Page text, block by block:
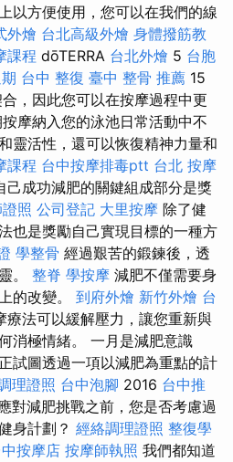
以方便使用，您可以在我們的線
外燴 台北高級外燴 身體撥筋教
課程 dōTERRA 台北外燴 5 台胞
台中 整復 臺中 整骨 推薦 15
，因此您可以在按摩過程中更
摩納入您的泳池日常活動中不
靈活性，還可以恢復精神力量和
課程 台中按摩排毒ptt 台北 按摩
己成功減肥的關鍵組成部分是獎
照 公司登記 大里按摩 除了健
也是獎勵自己實現目標的一種方
學整骨 經過艱苦的鍛鍊後，透
。 整脊 學按摩 減肥不僅需要身
的改變。 到府外燴 新竹外燴 台
療法可以緩解壓力，讓您重新與
消極情緒。 一月是減肥意識
試圖透過一項以減肥為重點的計
理證照 台中泡腳 2016 台中推
對減肥挑戰之前，您是否考慮過
身計劃？ 經絡調理證照 整復學
按摩店 按摩師執照 我們都知道